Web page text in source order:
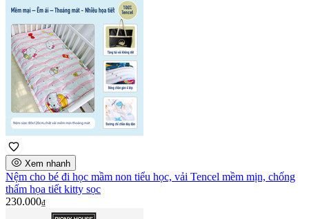
Xem nhanh
Nệm cho bé đi học mầm non tiểu học, vải Tencel mềm mịn, chống
thấm họa tiết kitty sọc
230.000₫